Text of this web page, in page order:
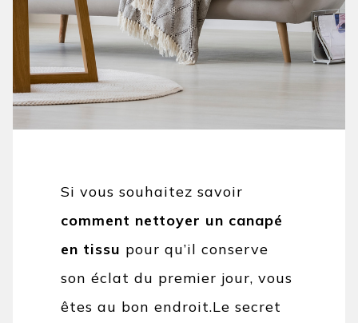
Si vous souhaitez savoir
comment nettoyer un canapé
en tissu pour qu’il conserve
son éclat du premier jour, vous
êtes au bon endroit.Le secret